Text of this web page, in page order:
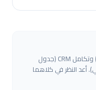
الأدوار والأذونات (أنت المستخدم الوحيد) وتكامل CRM (جدول
أعد النظر في كلاهما